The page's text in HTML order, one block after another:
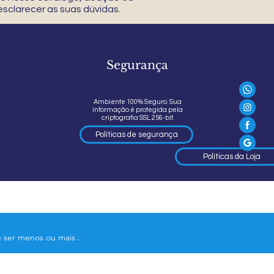
as suas dúvidas.
Segurança
Ambiente 100% Seguro. Sua
informação é protegida pela
criptografia SSL 256-bit.
Políticas de segurança
Políticas da Loja
menos ou mais .